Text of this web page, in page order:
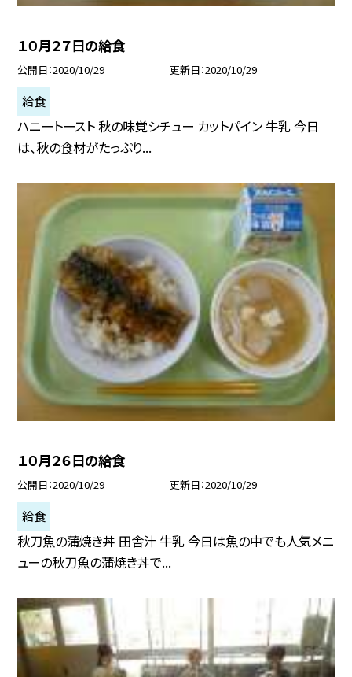
１０月２７日の給食
公開日 2020/10/29 更新日 2020/10/29
給食
ハニートースト 秋の味覚シチュー カットパイン 牛乳 今日
は、秋の食材がたっぷり...
１０月２６日の給食
公開日 2020/10/29 更新日 2020/10/29
給食
秋刀魚の蒲焼き丼 田舎汁 牛乳 今日は魚の中でも人気メニ
ューの秋刀魚の蒲焼き丼で...